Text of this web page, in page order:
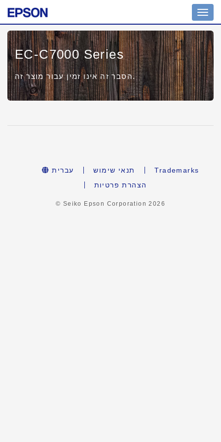
EC-C7000 Series
הסבר זה אינו זמין עבור מוצר זה.
עברית תנאי שימוש
Trademarks
הצהרת פרטיות
© Seiko Epson Corporation2026